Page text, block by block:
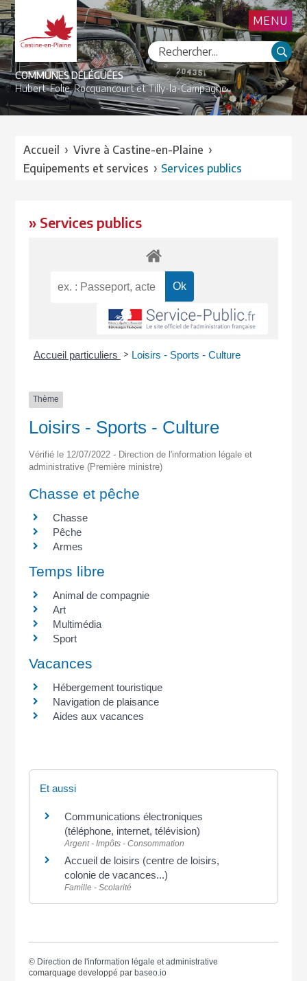
COMMUNES DÉLÉGUÉES
Hubert-Folie,Rocquancourt etTilly-la-Campagne
MENU
Accueil › Vivre à Castine-en-Plaine ›
Equipements et services › Services publics
» Services publics
Accueil particuliers > Loisirs - Sports - Culture
Thème
Loisirs - Sports - Culture
Vérifié le 12/07/2022 - Direction de l'information légale et
administrative (Première ministre)
Chasse et pêche
Chasse
Pêche
Armes
Temps libre
Animal de compagnie
Art
Multimédia
Sport
Vacances
Hébergement touristique
Navigation de plaisance
Aides aux vacances
Et aussi
Communications électroniques
(téléphone, internet, télévision)
Argent - Impôts - Consommation
Accueil de loisirs (centre de loisirs,
colonie de vacances...)
Famille - Scolarité
© Direction de l'information légale et administrative
comarquage developpé parbaseo.io